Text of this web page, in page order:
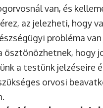
van, és
az jelezheti, hogy
probléma van
ösztönözhetnek, hogy
a testünk jelzéseire
orvosi